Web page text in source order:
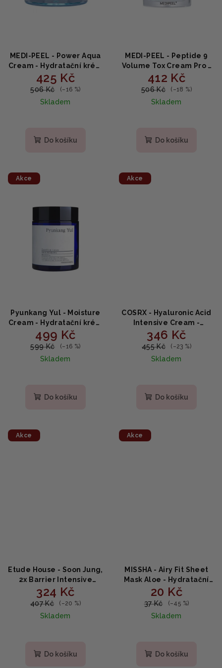
MEDI-PEEL - Power Aqua
Cream - Hydratační krém
na obličej 50g
425 Kč
506 Kč (–16 %)
Skladem
produktu
Do košíku
MEDI-PEEL - Peptide 9
Volume Tox Cream Pro -
omlazující krém s
peptidy 50g
412 Kč
506 Kč (–18 %)
Skladem
Do košíku
Akce
Pyunkang Yul - Moisture
Cream - Hydratační krém
bez parfemace a
umělých barviv 100ml
499 Kč
599 Kč (–16 %)
Skladem
Do košíku
Akce
COSRX - Hyaluronic Acid
Intensive Cream -
intenzivní hydratační
krém 100ml
346 Kč
455 Kč (–23 %)
Skladem
Do košíku
Akce
Etude House - Soon Jung,
2x Barrier Intensive
Cream - Bariérový
hydratační krém 60ml
324 Kč
407 Kč (–20 %)
Skladem
Do košíku
Akce
MISSHA - Airy Fit Sheet
Mask Aloe - Hydratační
plátýnková maska s aloe
vera 19g
20 Kč
37 Kč (–45 %)
Skladem
Do košíku